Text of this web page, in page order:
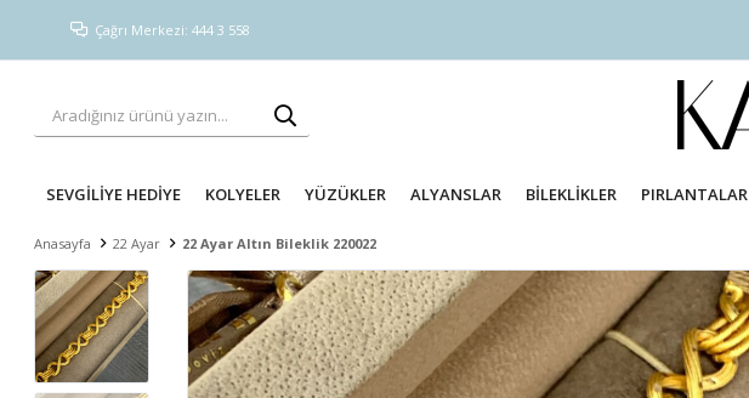
Çağrı Merkezi: 444 3 558
SEVGİLİYE HEDİYE KOLYELER YÜZÜKLER ALYANSLAR BİLEKLİKLER PIRLANTALAR
Anasayfa 22 Ayar 22 Ayar Altın Bileklik 220022